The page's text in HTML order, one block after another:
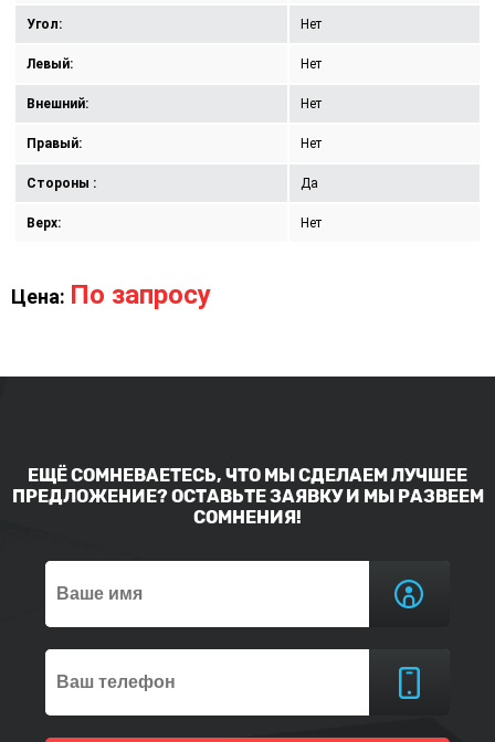
Угол: Нет
Левый: Нет
Внешний: Нет
Правый: Нет
Стороны : Да
Верх: Нет
Цена: По запросу
ЕЩЁ СОМНЕВАЕТЕСЬ, ЧТО МЫ СДЕЛАЕМ ЛУЧШЕЕ
ПРЕДЛОЖЕНИЕ? ОСТАВЬТЕ ЗАЯВКУ И МЫ РАЗВЕЕМ
СОМНЕНИЯ!